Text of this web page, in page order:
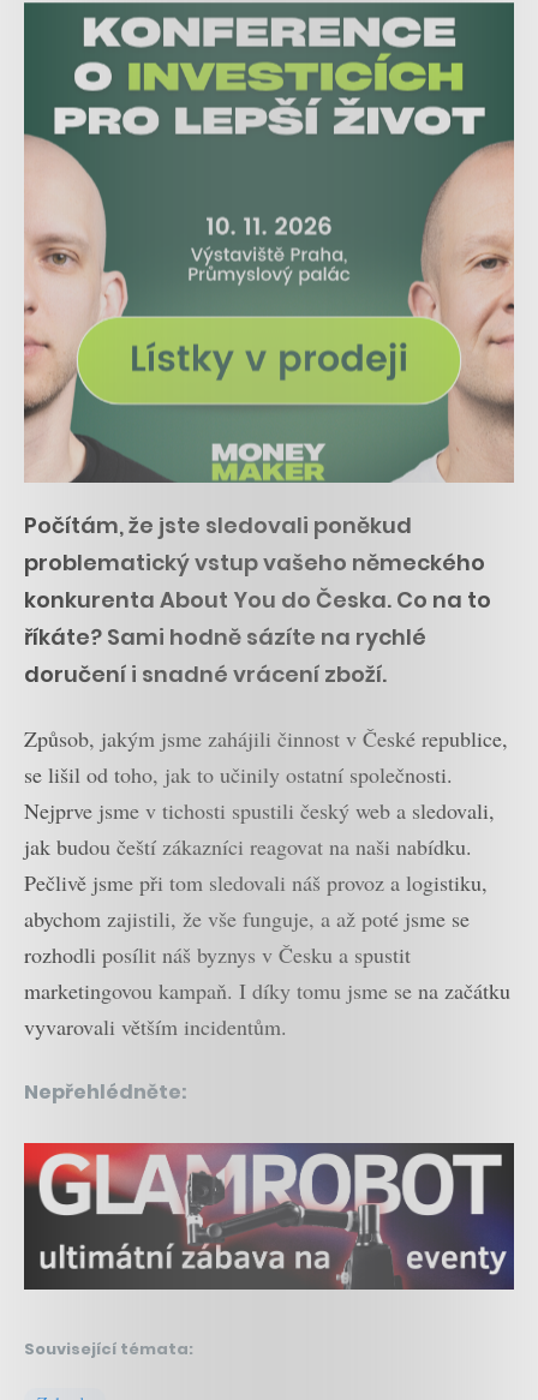
Počítám, že jste sledovali poněkud
problematický vstup vašeho německého
konkurenta About You do Česka. Co na to
říkáte? Sami hodně sázíte na rychlé
doručení i snadné vrácení zboží.
Způsob, jakým jsme zahájili činnost v České republice,
se lišil od toho, jak to učinily ostatní společnosti.
Nejprve jsme v tichosti spustili český web a sledovali,
jak budou čeští zákazníci reagovat na naši nabídku.
Pečlivě jsme při tom sledovali náš provoz a logistiku,
abychom zajistili, že vše funguje, a až poté jsme se
rozhodli posílit náš byznys v Česku a spustit
marketingovou kampaň. I díky tomu jsme se na začátku
vyvarovali větším incidentům.
Nepřehlédněte:
Související témata: